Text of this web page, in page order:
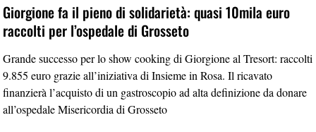
Giorgione fa il pieno di solidarietà: quasi 10mila euro
raccolti per l’ospedale di Grosseto
Grande successo per lo show cooking di Giorgione al Tresort: raccolti
9.855 euro grazie all’iniziativa di Insieme in Rosa. Il ricavato
finanzierà l’acquisto di un gastroscopio ad alta definizione da donare
all’ospedale Misericordia di Grosseto